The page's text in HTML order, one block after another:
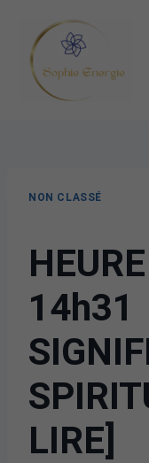
NON CLASSÉ
14h31
LIRE]